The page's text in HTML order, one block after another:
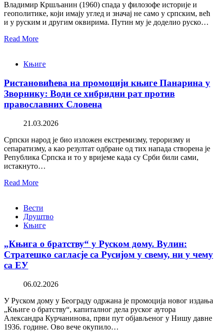
Владимир Кршљанин (1960) спада у филозофе историје и
геополитике, који имају углед и значај не само у српским, већ
и у руским и другим оквирима. Путин му је доделио руско…
Read More
Књиге
Ристановићева на промоцији књиге Панарина у
Зворнику: Води се хибридни рат против
православних Словена
21.03.2026
Српски народ је био изложен екстремизму, тероризму и
сепаратизму, а као резултат одбране од тих напада створена је
Република Српска и то у вријеме када су Срби били сами,
истакнуто…
Read More
Вести
Друштво
Књиге
„Књига о братству“ у Руском дому. Вулин:
Стратешко сагласје са Русијом у свему, ни у чему
са ЕУ
06.02.2026
У Руском дому у Београду одржана је промоција новог издања
„Књиге о братству“, капиталног дела руског аутора
Александра Курчанинова, први пут објављеног у Нишу давне
1936. године. Ово вече окупило…